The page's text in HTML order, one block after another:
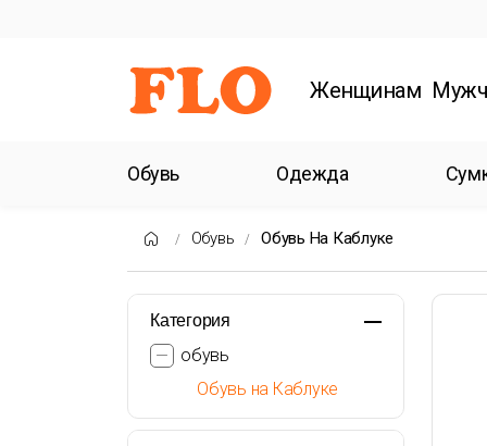
Женщинам
Обувь Одежда
Обувь Обувь На Каблуке
Категория
обувь
Обувь на Каблуке